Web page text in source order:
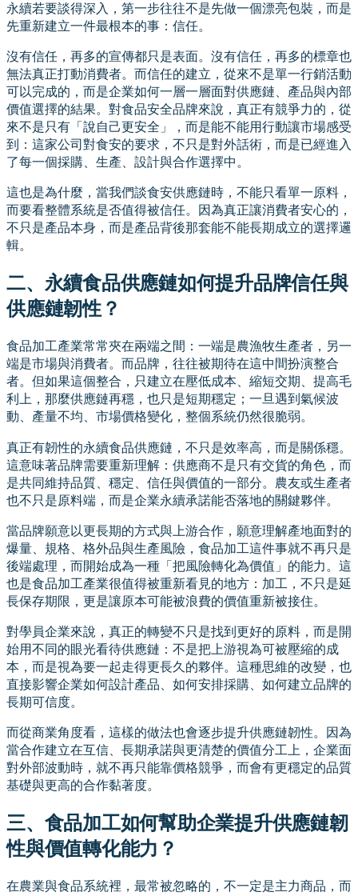
永續若要談得深入，第一步往往不是先做一個漂亮包裝，而是
先重新建立一件最根本的事：信任。
沒有信任，再多的宣傳都只是表面。沒有信任，再多的標章也
無法真正打動消費者。而信任的建立，從來不是單一行銷活動
可以完成的，而是企業如何一層一層面對供應鏈、產品與內部
價值選擇的結果。對食品安全品牌來說，真正有競爭力的，從
來不是只有「說自己更安全」，而是能不能用行動讓市場感受
到：這家公司對食安的要求，不只是對外話術，而是已經進入
了每一個採購、生產、設計與合作選擇中。
這也是為什麼，當我們談食安供應鏈時，不能只看單一原料，
而要看整體系統是否值得被信任。因為真正讓消費者安心的，
不只是產品本身，而是產品背後那套能不能長期成立的選擇邏
輯。
二、永續食品供應鏈如何提升品牌信任與
供應鏈韌性？
食品加工產業常常夾在兩端之間：一端是農漁牧生產者，另一
端是市場與消費者。而品牌，往往被期待在這中間扮演整合
者。但如果這個整合，只建立在壓低成本、縮短交期、提高毛
利上，那麼供應鏈再穩，也只是短期穩定；一旦遇到氣候波
動、產量不均、市場價格變化，整個系統仍然很脆弱。
真正有韌性的永續食品供應鏈，不只是效率高，而是關係穩。
這意味著品牌需要重新理解：供應商不是只有交貨的角色，而
是共同維持品質、穩定、信任與價值的一部分。農友或生產者
也不只是原料端，而是企業永續承諾能否落地的關鍵夥伴。
當品牌願意以更長期的方式與上游合作，願意理解產地面對的
爆量、規格、格外品與生產風險，食品加工這件事就不再只是
後端處理，而開始成為一種「把風險轉化為價值」的能力。這
也是食品加工產業很值得被重新看見的地方：加工，不只是延
長保存期限，更是讓原本可能被浪費的價值重新被接住。
對學員企業來說，真正的轉變不只是找到更好的原料，而是開
始用不同的眼光看待供應鏈：不是把上游視為可被壓縮的成
本，而是視為要一起走得更長久的夥伴。這種思維的改變，也
直接影響企業如何設計產品、如何安排採購、如何建立品牌的
長期可信度。
而從商業角度看，這樣的做法也會逐步提升供應鏈韌性。因為
當合作建立在互信、長期承諾與更清楚的價值分工上，企業面
對外部波動時，就不再只能靠價格競爭，而會有更穩定的品質
基礎與更高的合作黏著度。
三、食品加工如何幫助企業提升供應鏈韌
性與價值轉化能力？
在農業與食品系統裡，最常被忽略的，不一定是主力商品，而